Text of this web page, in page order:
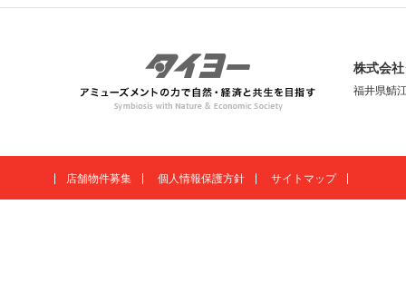
株式会
福井県鯖
店舗物件募集 個人情報保護方針 サイトマップ